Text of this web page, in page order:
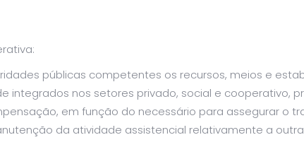
públicas competentes os recursos, meios e
integrados nos setores privado, social e cooperativo,
em função do necessário para assegurar o
da atividade assistencial relativamente a